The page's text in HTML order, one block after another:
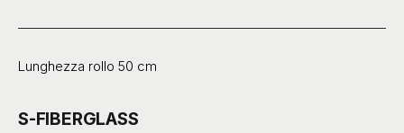
Lunghezza rollo 50 cm
S-FIBERGLASS